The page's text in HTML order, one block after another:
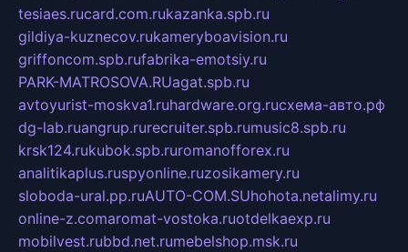
tesiaes.rucard.com.rukazanka.spb.ru
gildiya-kuznecov.rukameryboavision.ru
griffoncom.spb.rufabrika-emotsiy.ru
PARK-MATROSOVA.RUagat.spb.ru
avtoyurist-moskva1.ruhardware.org.ruсхема-авто.рф
dg-lab.ruangrup.rurecruiter.spb.rumusic8.spb.ru
krsk124.rukubok.spb.ruromanofforex.ru
analitikaplus.ruspyonline.ruzosikamery.ru
sloboda-ural.pp.ruAUTO-COM.SUhohota.netalimy.ru
online-z.comaromat-vostoka.ruotdelkaexp.ru
mobilvest.rubbd.net.rumebelshop.msk.ru